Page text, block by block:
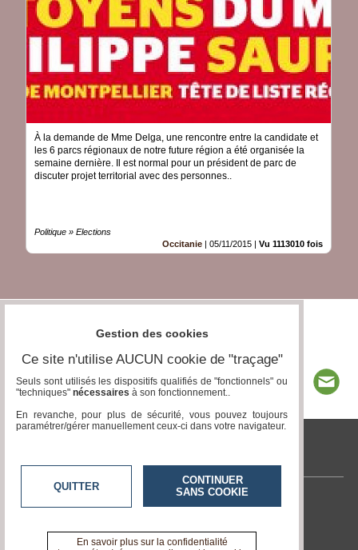
À la demande de Mme Delga, une rencontre entre la candidate et
les 6 parcs régionaux de notre future région a été organisée la
semaine dernière. Il est normal pour un président de parc de
discuter projet territorial avec des personnes..
Politique » Elections
Occitanie | 05/11/2015 | Vu 1113010 fois
tvcitoyenne.com
Contactez-nous
A propos de tvcitoyenne.com
Gestion des cookies
Ce site n'utilise AUCUN cookie de "traçage"
Seuls sont utilisés les dispositifs qualifiés de "fonctionnels" ou
"techniques" nécessaires à son fonctionnement..
En revanche, pour plus de sécurité, vous pouvez toujours
paramétrer/gérer manuellement ceux-ci dans votre navigateur.
QUITTER
CONTINUER
SANS COOKIE
En savoir plus sur la confidentialité